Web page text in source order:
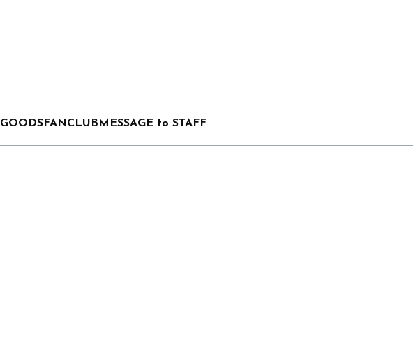
GOODSFANCLUB MESSAGE to STAFF